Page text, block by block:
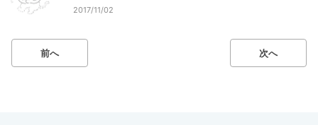
2017/11/02
前へ 次へ